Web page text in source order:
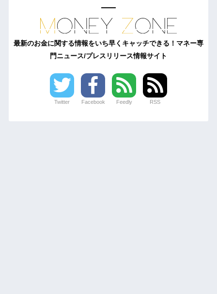
最新のお金に関する情報をいち早くキャッチできる！マネー専
門ニュース/プレスリリース情報サイト
Twitter Facebook Feedly RSS